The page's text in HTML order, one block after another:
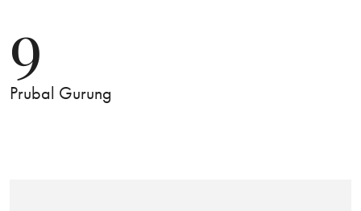
9
Prubal Gurung